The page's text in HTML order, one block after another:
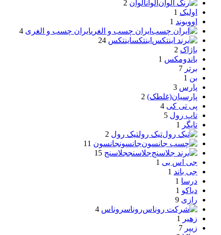
الوانالوان 2
اولیک 1
اووبوند 1
ایران چسب و الغریایران چسب و الغری 4
اینتکساینتکس 24
باژاک 2
باندومکس 1
برتر 7
بن 1
پارس 3
پارسیان(غلطک) 2
پی تی کی 4
تاپ رول 5
تایگر
1
تیک رولتیک رول 2
جانسونجانسون 11
جلاسنججلاسنج 15
جی اس بی 1
جی باند 1
درسا 1
دیاکو 1
رازی 9
روناسروناس 4
زهیر
1
زیپر 7